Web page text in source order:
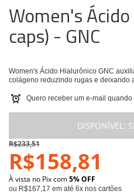
Women's
caps) - GNC
Women's Ácido Hialurônico GNC
colágeno reduzindo rugas e deixando
Quero receber um e-mail
DISPONÍVEL:
R$233,51
R$158,81
À vista no Pix com5% OFF
ou R$167,17 em até 6x nos cartões